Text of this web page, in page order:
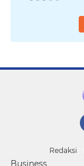
Redaksi
Business